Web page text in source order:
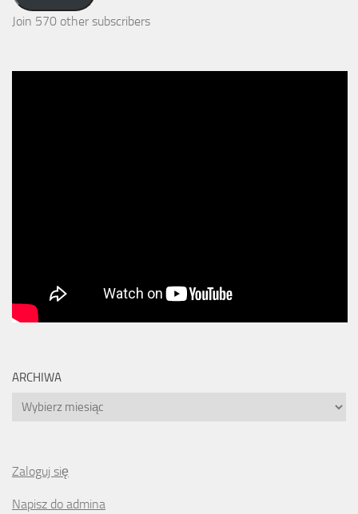
Join 570 other subscribers
ARCHIWA
Archiwa
Zaloguj się
Napisz do admina